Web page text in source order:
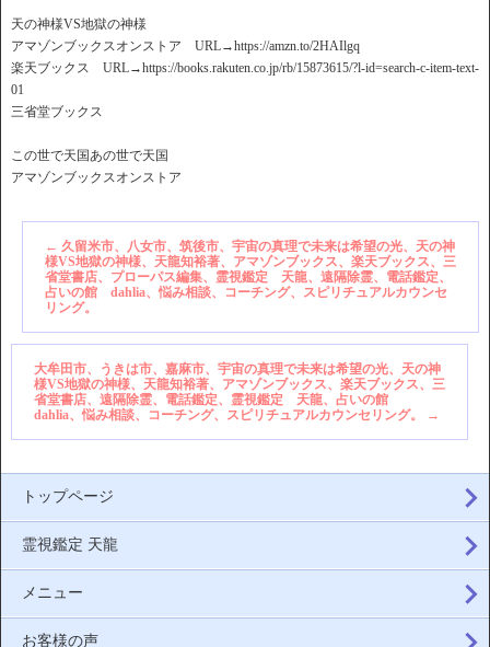
天の神様VS地獄の神様
アマゾンブックスオンストア URL→https://amzn.to/2HAIlgq
楽天ブックス URL→https://books.rakuten.co.jp/rb/15873615/?l-id=search-c-item-text-
01
三省堂ブックス
この世で天国あの世で天国
アマゾンブックスオンストア
← 久留米市、八女市、筑後市、宇宙の真理で未来は希望の光、天の神
様VS地獄の神様、天龍知裕著、アマゾンブックス、楽天ブックス、三
省堂書店、プローパス編集、霊視鑑定 天龍、遠隔除霊、電話鑑定、
占いの館 dahlia、悩み相談、コーチング、スピリチュアルカウンセ
リング。
大牟田市、うきは市、嘉麻市、宇宙の真理で未来は希望の光、天の神
様VS地獄の神様、天龍知裕著、アマゾンブックス、楽天ブックス、三
省堂書店、遠隔除霊、電話鑑定、霊視鑑定 天龍、占いの館
dahlia、悩み相談、コーチング、スピリチュアルカウンセリング。
→
トップページ
霊視鑑定 天龍
メニュー
お客様の声